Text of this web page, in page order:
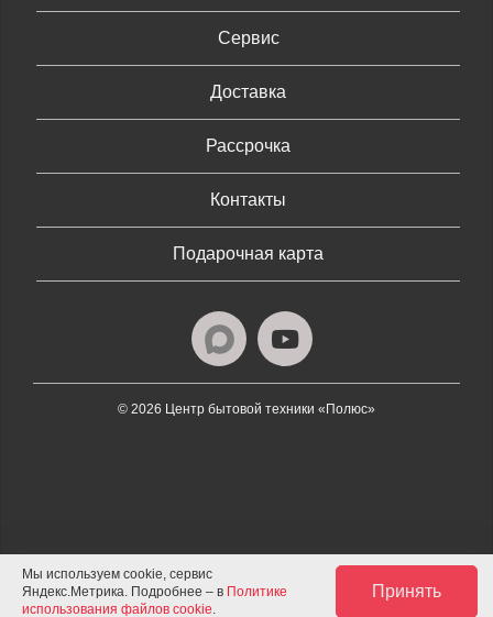
Сервис
Доставка
Рассрочка
Контакты
Подарочная карта
© 2026 Центр бытовой техники «Полюс»
Мы используем cookie, сервис
Яндекс.Метрика. Подробнее – в Политике
использования файлов cookie.
Принять